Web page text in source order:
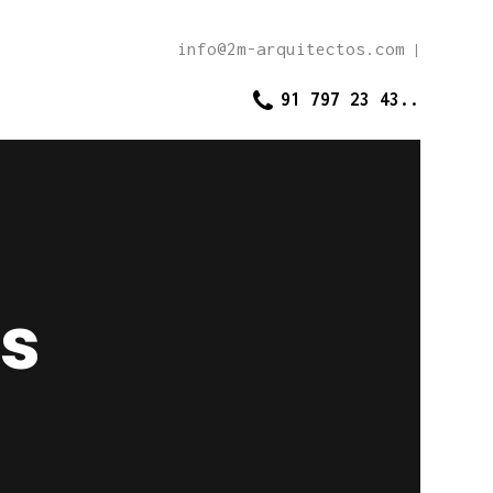
info@2m-arquitectos.com
91 797 23 43..